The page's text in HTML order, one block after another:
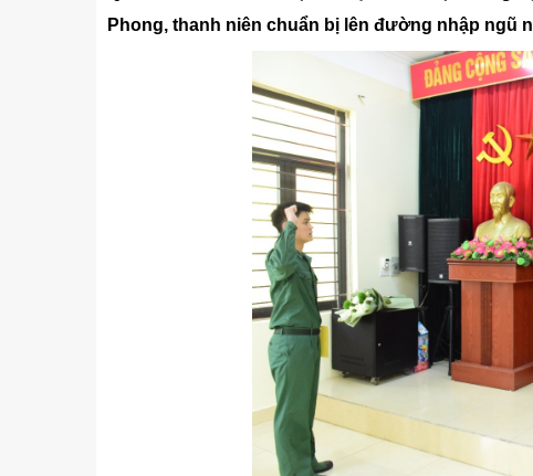
Kỹ thuật
Hậu phương quân đội
Giáo dục Quốc phòng và An
Phong, thanh niên chuẩn bị lên đường nhập ngũ